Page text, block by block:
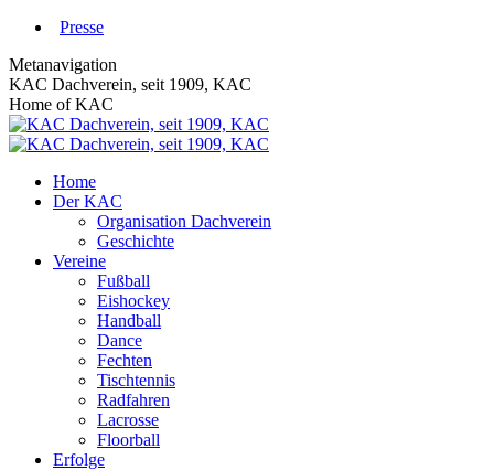
Zum
springen
Presse
Metanavigation
KAC Dachverein, seit 1909, KAC
Home of KAC
Home
Der KAC
Organisation Dachverein
Geschichte
Vereine
Fußball
Eishockey
Handball
Dance
Fechten
Tischtennis
Radfahren
Lacrosse
Floorball
Erfolge